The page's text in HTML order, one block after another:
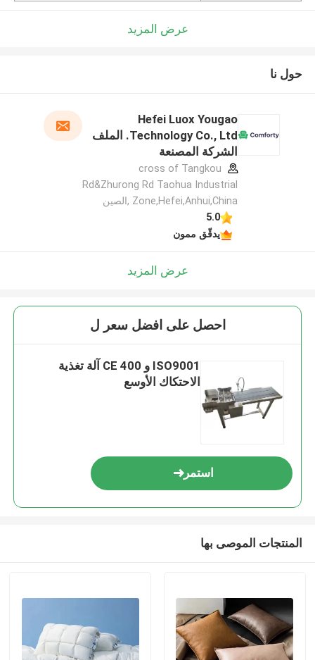
عرض المزيد
حول نا
Hefei Luox Yougao
Technology Co., Ltd. الملف
الشركة المصنعة
cross of Tangkou
Rd&Zhurong Rd Taohua Industrial
Zone,Hefei,Anhui,China ,الصين
5.0
يدقّق ممون
عرض المزيد
احصل على افضل سعر ل
ISO9001 و CE 400 آلة تغذية
الاحتكاك الأوسع
استمر
المنتجات الموصى بها